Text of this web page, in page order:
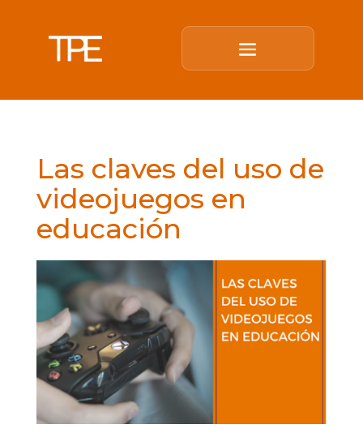
Las claves del uso de
videojuegos en
educación